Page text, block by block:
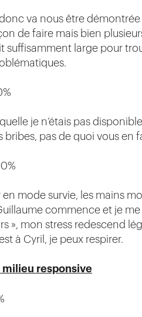
va nous être
de faire mais bien
suffisamment large pour
je n’étais pas
pas de quoi vous en
mode survie, les mains
commence et je
», mon stress redescend
à Cyril, je peux respirer.
responsive